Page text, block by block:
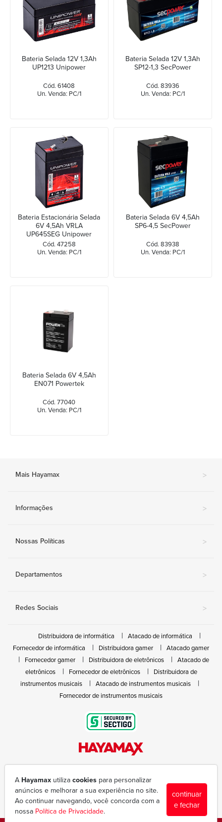
Bateria Selada 12V 1,3Ah
UP1213 Unipower
Cód. 61408
Un. Venda: PC/1
Bateria Selada 12V 1,3Ah
SP12-1,3 SecPower
Cód. 83936
Un. Venda: PC/1
Bateria Estacionária Selada
6V 4,5Ah VRLA
UP645SEG Unipower
Cód. 47258
Un. Venda: PC/1
Bateria Selada 6V 4,5Ah
SP6-4,5 SecPower
Cód. 83938
Un. Venda: PC/1
Bateria Selada 6V 4,5Ah
EN071 Powertek
Cód. 77040
Un. Venda: PC/1
Mais Hayamax >
Informações >
Nossas Políticas >
Departamentos >
Redes Sociais >
Distribuidora de informática
Atacado de informática
Fornecedor de informática
Distribuidora gamer
Atacado gamer
Fornecedor gamer
Distribuidora de eletrônicos
Atacado de
eletrônicos
Fornecedor de eletrônicos
Distribuidora de
instrumentos musicais
Atacado de instrumentos musicais
Fornecedor de instrumentos musicais
(43) 3377-6600
hayamax@hayamax.com.br
Segunda à sexta das 8:00 às 18:00
A Hayamax utiliza cookies para personalizar
anúncios e melhorar a sua experiência no site.
Ao continuar navegando, você concorda com a
nossa Política de Privacidade.
continuar
e fechar